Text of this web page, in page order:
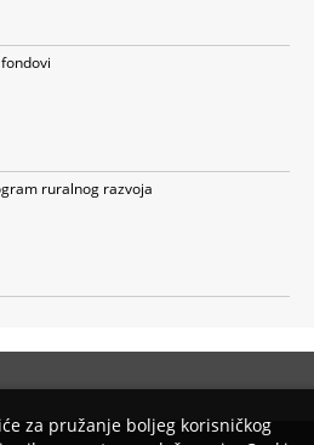
ruralnog razvoja
Izrada web stranica
za pružanje boljeg korisničkog